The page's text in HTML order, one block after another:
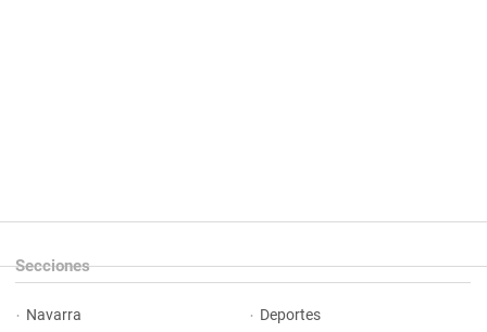
Secciones
Navarra Deportes